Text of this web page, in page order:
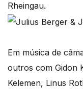
Rheingau.
Em música de
outros com Gidon
Kelemen, Linus